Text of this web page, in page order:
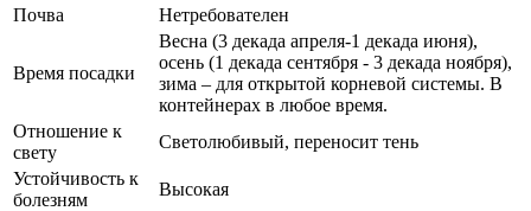
Почва
Нетребователен
Время посадки
Весна (3 декада апреля-1 декада июня),
осень (1 декада сентября - 3 декада ноября),
зима – для открытой корневой системы. В
контейнерах в любое время.
Отношение к
свету
Светолюбивый, переносит тень
Устойчивость к
болезням
Высокая